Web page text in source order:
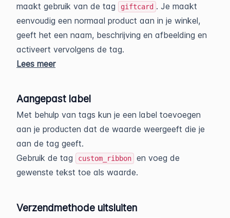
maakt gebruik van de tag
giftcard . Je maakt
eenvoudig een normaal product aan in je winkel,
geeft het een naam, beschrijving en afbeelding en
activeert vervolgens de tag.
Lees meer
Aangepast label
Met behulp van tags kun je een label toevoegen
aan je producten dat de waarde weergeeft die je
aan de tag geeft.
Gebruik de tag
custom_ribbon
en voeg de
gewenste tekst toe als waarde.
Verzendmethode uitsluiten